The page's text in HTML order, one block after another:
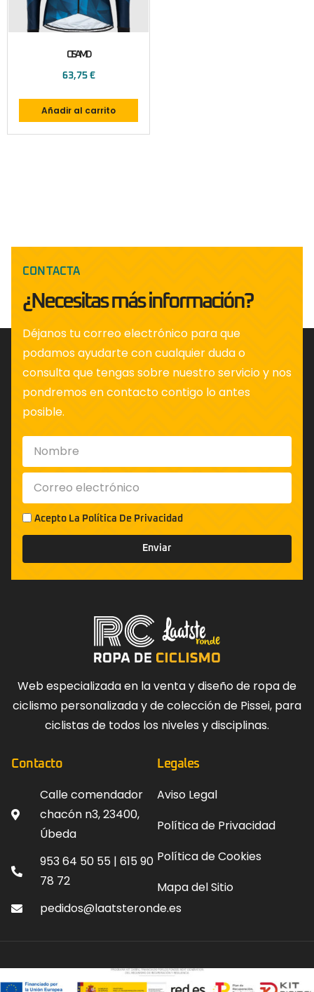
CISAMD
63,75 €
Añadir al carrito
CONTACTA
¿Necesitas más información?
Déjanos tu correo electrónico para que
podamos ayudarte con cualquier duda o
consulta que tengas sobre nuestro servicio y nos
pondremos en contacto contigo lo antes
posible.
Acepto La Política De Privacidad
Enviar
Web especializada en la venta y diseño de ropa de
ciclismo personalizada y de colección de Pissei, para
ciclistas de todos los niveles y disciplinas.
Contacto
Calle comendador
chacón n3, 23400,
Úbeda
953 64 50 55 | 615 90
78 72
pedidos@laatsteronde.es
Legales
Aviso Legal
Política de Privacidad
Política de Cookies
Mapa del Sitio